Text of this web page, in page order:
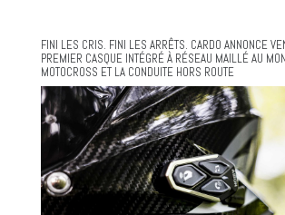
FINI LES CRIS. FINI LES ARRÊTS. CARDO ANNONCE
PREMIER CASQUE INTÉGRÉ À RÉSEAU MAILLÉ AU
MOTOCROSS ET LA CONDUITE HORS ROUTE